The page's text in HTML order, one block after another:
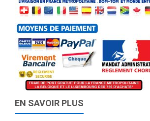
EN SAVOIR PLUS